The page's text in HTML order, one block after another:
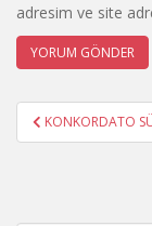
adresim ve site
Yazı
gezinmesi
KONKORDATO